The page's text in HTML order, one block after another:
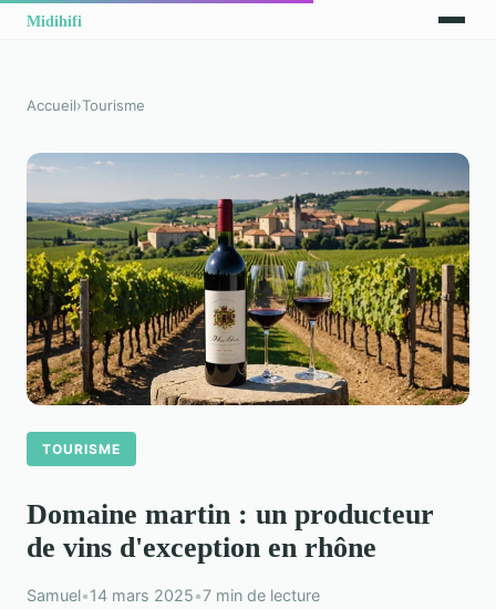
Accueil›Tourisme
TOURISME
Domaine martin : un producteur
de vins d'exception en rhône
Samuel•14 mars 2025•7 min de lecture